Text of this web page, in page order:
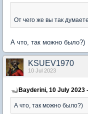
От чего же вы так
А что, так можно было?)
KSUEV1970
10 Jul 2023
Bayderini, 10 July 2023
А что, так можно было?)